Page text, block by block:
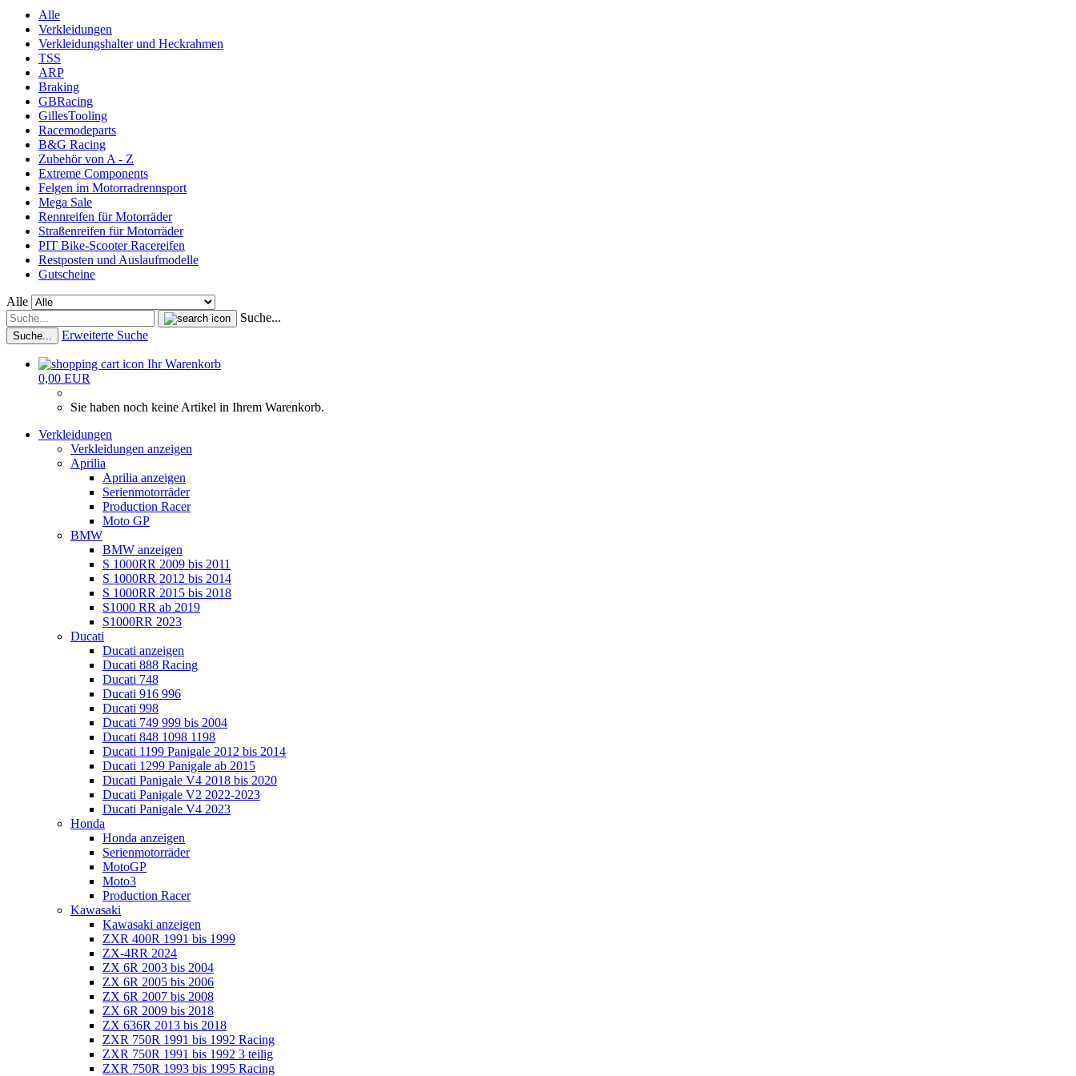
Alle
Verkleidungen
Verkleidungshalter und Heckrahmen
TSS
ARP
Braking
GBRacing
GillesTooling
Racemodeparts
B&G Racing
Zubehör von A - Z
Extreme Components
Felgen im Motorradrennsport
Mega Sale
Rennreifen für Motorräder
Straßenreifen für Motorräder
PIT Bike-Scooter Racereifen
Restposten und Auslaufmodelle
Gutscheine
Alle
Suche...
Suche... Erweiterte Suche
Ihr Warenkorb
0,00 EUR
Sie haben noch keine Artikel in Ihrem Warenkorb.
Verkleidungen
Verkleidungen anzeigen
Aprilia
Aprilia anzeigen
Serienmotorräder
Production Racer
Moto GP
BMW
BMW anzeigen
S 1000RR 2009 bis 2011
S 1000RR 2012 bis 2014
S 1000RR 2015 bis 2018
S1000 RR ab 2019
S1000RR 2023
Ducati
Ducati anzeigen
Ducati 888 Racing
Ducati 748
Ducati 916 996
Ducati 998
Ducati 749 999 bis 2004
Ducati 848 1098 1198
Ducati 1199 Panigale 2012 bis 2014
Ducati 1299 Panigale ab 2015
Ducati Panigale V4 2018 bis 2020
Ducati Panigale V2 2022-2023
Ducati Panigale V4 2023
Honda
Honda anzeigen
Serienmotorräder
MotoGP
Moto3
Production Racer
Kawasaki
Kawasaki anzeigen
ZXR 400R 1991 bis 1999
ZX-4RR 2024
ZX 6R 2003 bis 2004
ZX 6R 2005 bis 2006
ZX 6R 2007 bis 2008
ZX 6R 2009 bis 2018
ZX 636R 2013 bis 2018
ZXR 750R 1991 bis 1992 Racing
ZXR 750R 1991 bis 1992 3 teilig
ZXR 750R 1993 bis 1995 Racing